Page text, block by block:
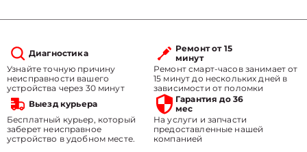
Диагностика
Узнайте точную причину
неисправности вашего
устройства через 30 минут
Ремонт от 15
минут
Ремонт смарт-часов занимает от
15 минут до нескольких дней в
зависимости от поломки
Выезд курьера
Бесплатный курьер, который
заберет неисправное
устройство в удобном месте.
Гарантия до 36
мес
На услуги и запчасти
предоставленные нашей
компанией